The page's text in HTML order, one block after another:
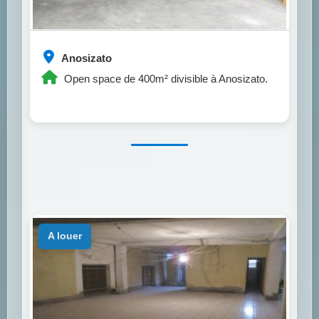
Anosizato
Open space de 400m² divisible à Anosizato.
a louer